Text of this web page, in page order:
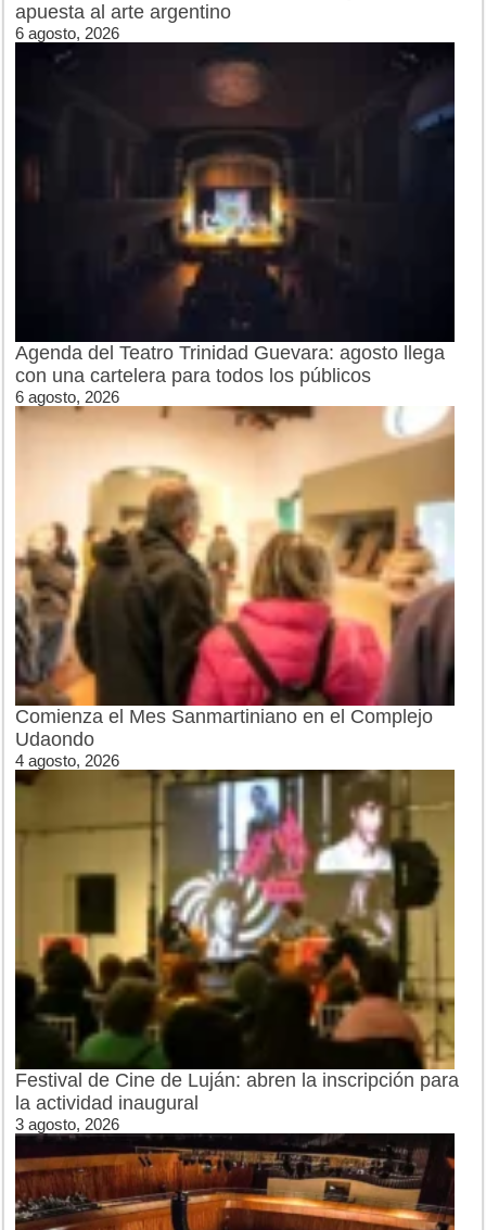
apuesta al arte argentino
6 agosto, 2026
Agenda del Teatro Trinidad Guevara: agosto llega
con una cartelera para todos los públicos
6 agosto, 2026
Comienza el Mes Sanmartiniano en el Complejo
Udaondo
4 agosto, 2026
Festival de Cine de Luján: abren la inscripción para
la actividad inaugural
3 agosto, 2026